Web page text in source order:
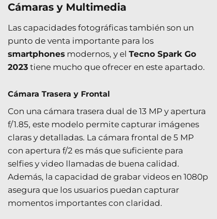
Cámaras y Multimedia
Las capacidades fotográficas también son un
punto de venta importante para los
smartphones modernos, y el Tecno Spark Go
2023 tiene mucho que ofrecer en este apartado.
Cámara Trasera y Frontal
Con una cámara trasera dual de 13 MP y apertura
f/1.85, este modelo permite capturar imágenes
claras y detalladas. La cámara frontal de 5 MP
con apertura f/2 es más que suficiente para
selfies y video llamadas de buena calidad.
Además, la capacidad de grabar videos en 1080p
asegura que los usuarios puedan capturar
momentos importantes con claridad.